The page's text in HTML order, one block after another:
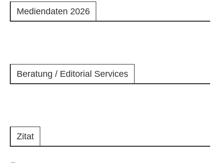
Mediendaten 2026
Beratung / Editorial Services
Zitat